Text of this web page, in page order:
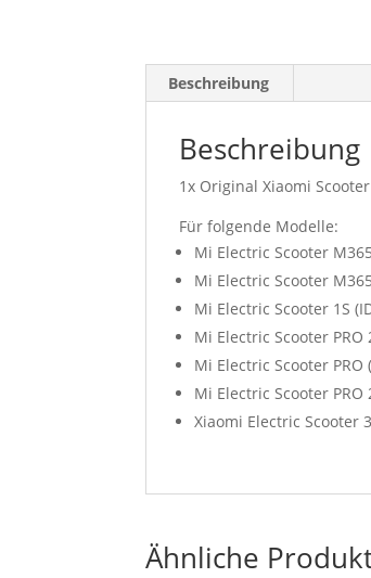
Beschreibung
Beschreibung
1x Original Xiaomi
Für folgende Modelle:
Mi Electric Scooter
Mi Electric Scooter
Mi Electric Scooter 1S
Mi Electric Scooter PRO
Mi Electric Scooter PRO
Mi Electric Scooter PRO
Xiaomi Electric Scooter
Ähnliche